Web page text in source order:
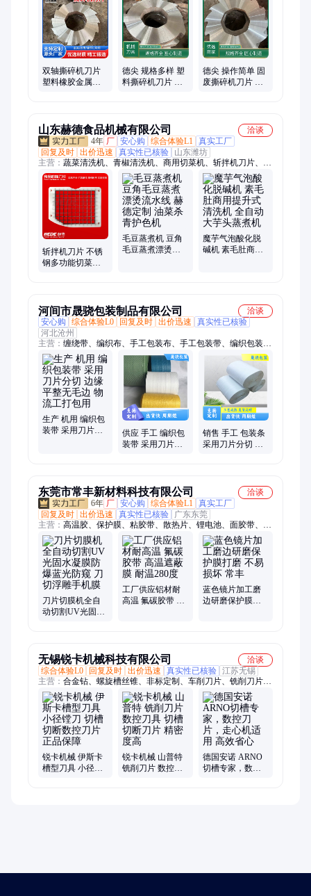
撕碎机刀片、废旧金属撕碎机刀片、金属破碎机刀片、撕碎机刀
片定制、鹰嘴剪切刀片、双缸剪刀片、金属双轴撕碎机刀片、撕
碎机刀片间隔套、海绵钛撕碎机刀片、家电撕碎机刀
双轴撕碎机刀片
塑料橡胶金属破
德尖 规格多样 塑
料撕碎机刀片 按
德尖 操作简单 固
废撕碎机刀片 快
山东赫德食品机械有限公司
洽谈
4年 厂 安心购 综合体验L1 真实工厂
回复及时 出价迅速 真实性已核验
山东潍坊
主营： 蔬菜清洗机、青椒清洗机、商用切菜机、斩拌机刀片、气
泡清洗机、双头切菜机、山楂清洗设备、食堂切菜机器、果蔬清
洗设备、香菜清洗设备、油炸机、淋浆机、切丝机
斩拌机刀片 不锈
钢多功能切菜机
毛豆蒸煮机 豆角
毛豆蒸煮漂烫流
魔芋气泡酸化脱
碱机 素毛肚商用
河间市晟骁包装制品有限公司
洽谈
安心购
综合体验L0 回复及时 出价迅速
真实性已核验
河北沧州
主营： 缠绕带、编织布、手工包装布、手工包装带、编织包装
带、白色编织袋、编织包装布、彩色编织带、电线电缆包装布、
塑料编织包装条
生产 机用 编织包
装带 采用刀片分
供应 手工 编织包
装带 采用刀片分
销售 手工 包装条
采用刀片分切 边
东莞市常丰新材料科技有限公司
洽谈
6年 厂 安心购 综合体验L1
真实工厂
回复及时 出价迅速 真实性已核验
广东东莞
主营： 高温胶、保护膜、粘胶带、散热片、锂电池、面胶带、电
池膜、失粘膜、高温膜、硅胶带、切割膜、解粘胶、解粘膜、黑
白膜、固化膜、连接器、挂钩胶、冲压板、单双灯、石墨片、泡
棉胶、石墨粉、抗酸膜、铝塑膜、定位膜
刀片切膜机全自
动切割UV光固水
工厂供应铝材耐
高温 氟碳胶带 高
蓝色镜片加工磨
边研磨保护膜打
无锡锐卡机械科技有限公司
洽谈
综合体验L0
回复及时 出价迅速 真实性已核验 江苏无锡
主营： 合金钻、螺旋槽丝锥、非标定制、车削刀片、铣削刀片、
硬质合金
锐卡机械 伊斯卡
槽型刀具 小径镗
锐卡机械 山普特
铣削刀片 数控刀
德国安诺 ARNO
切槽专家，数控